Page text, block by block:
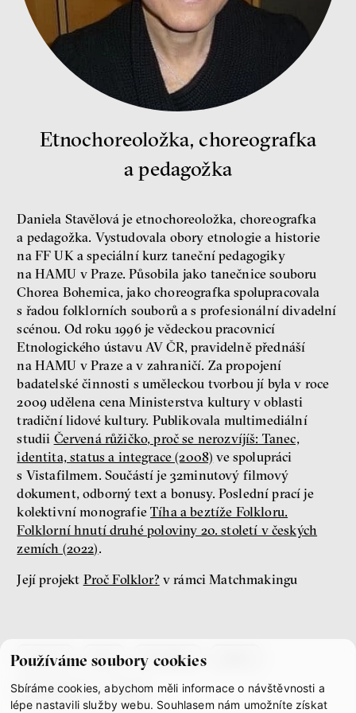
Používáme soubory cookies
Sbíráme cookies, abychom měli informace o návštěvnosti a
lépe nastavili služby webu. Souhlasem nám umožníte získat
rozhovor
Demokracie v limitech.
pravidla
Jeffrey A. Winters
Petr Bittner
peníze demokracie
Nová pravidla
Jakub Rákosník
Ondřej Slačálek
Miroslav Palanský
Lucie Trlifajová
Kateřina Smejkalová
nerovnost ekonomika
Etnochoreoložka, choreografka
a pedagožka
Daniela Stavělová je etnochoreoložka, choreografka
a pedagožka. Vystudovala obory etnologie a historie
na FF UK a speciální kurz taneční pedagogiky
na HAMU v Praze. Působila jako tanečnice souboru
Chorea Bohemica, jako choreografka spolupracovala
s řadou folklorních souborů a s profesionální divadelní
scénou. Od roku 1996 je vědeckou pracovnicí
Etnologického ústavu AV ČR, pravidelně přednáší
na HAMU v Praze a v zahraničí. Za propojení
badatelské činnosti s uměleckou tvorbou jí byla v roce
2009 udělena cena Ministerstva kultury v oblasti
tradiční lidové kultury. Publikovala multimediální
studii Červená růžičko, proč se nerozvíjíš: Tanec,
identita, status a integrace (2008) ve spolupráci
s Vistafilmem. Součástí je 32minutový filmový
dokument, odborný text a bonusy. Poslední prací je
kolektivní monografieTíha a beztíže Folkloru.
Folklorní hnutí druhé poloviny 20. století v českých
zemích (2022).
Její projekt Proč Folklor? v rámci Matchmakingu
co je if tým kontakty
partnerství gdpr